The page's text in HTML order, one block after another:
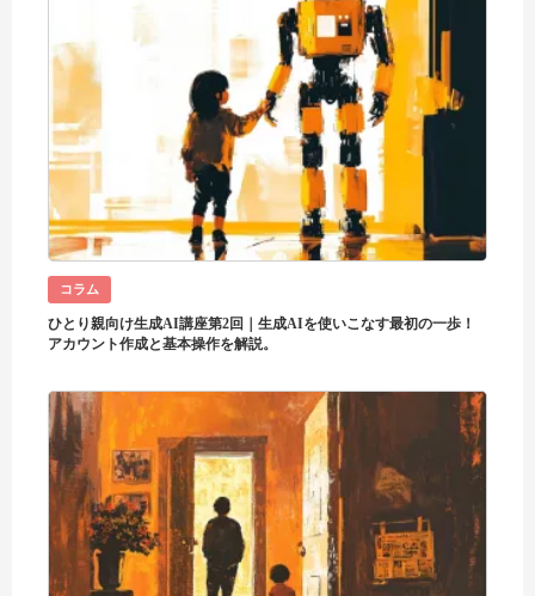
コラム
ひとり親向け生成AI講座第2回｜生成AIを使いこなす最初の一歩！
アカウント作成と基本操作を解説。